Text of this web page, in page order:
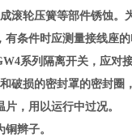
滚轮压簧等部件锈蚀。
件时应测量接线座的
系列隔离开关，应对
破损的密封罩的密封圈
，用以运行中过况。
辫子。